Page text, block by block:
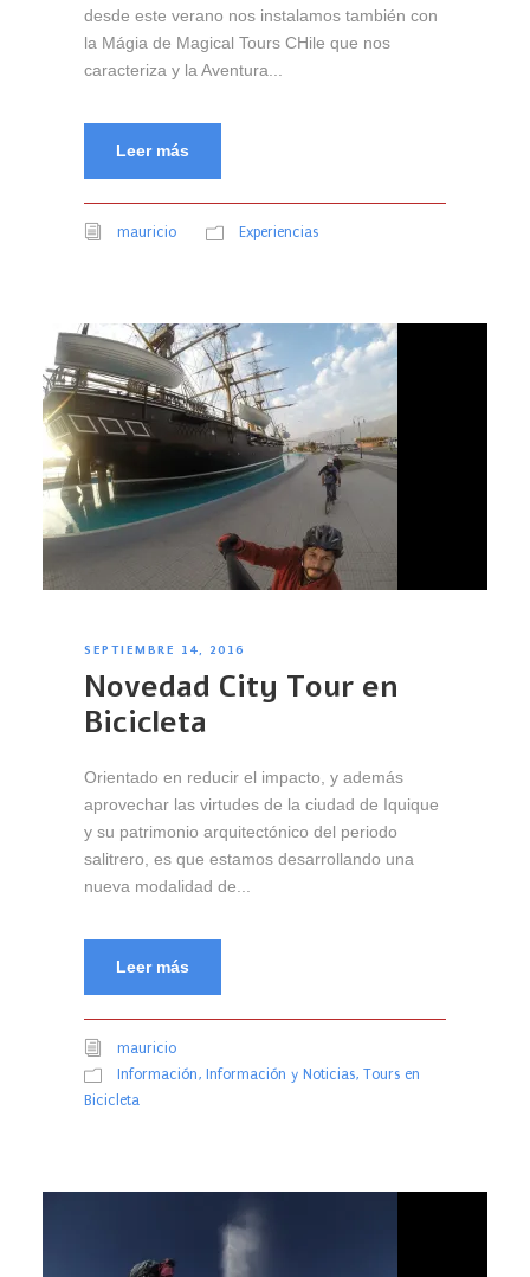
desde este verano nos instalamos también con
la Mágia de Magical Tours CHile que nos
caracteriza y la Aventura...
Leer más
mauricio Experiencias
SEPTIEMBRE 14, 2016
Novedad City Tour en
Bicicleta
Orientado en reducir el impacto, y además
aprovechar las virtudes de la ciudad de Iquique
y su patrimonio arquitectónico del periodo
salitrero, es que estamos desarrollando una
nueva modalidad de...
Leer más
mauricio
Información, Información y Noticias, Tours en
Bicicleta